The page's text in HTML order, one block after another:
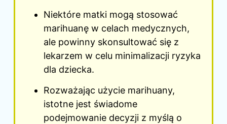
Niektóre matki mogą stosować
marihuanę w celach medycznych,
ale powinny skonsultować się z
lekarzem w celu minimalizacji ryzyka
dla dziecka.
Rozważając użycie marihuany,
istotne jest świadome
podejmowanie decyzji z myślą o